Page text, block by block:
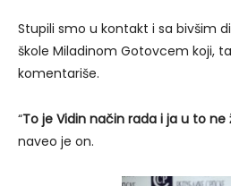
Stupili smo u kontakt i sa bivšim
škole Miladinom Gotovcem koji,
komentariše.
“To je Vidin način rada i ja u to
naveo je on.